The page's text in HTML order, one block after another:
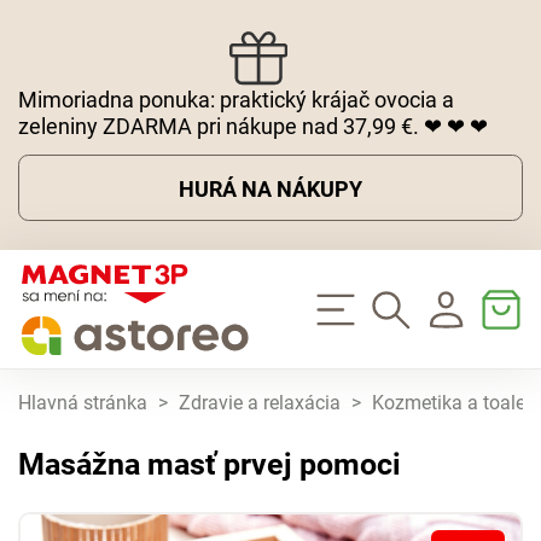
Mimoriadna ponuka: praktický krájač ovocia a
zeleniny ZDARMA pri nákupe nad 37,99 €. ❤ ❤ ❤
HURÁ NA NÁKUPY
Hlavná stránka > Zdravie a relaxácia > Kozmetika a
Masážna masť prvej pomoci